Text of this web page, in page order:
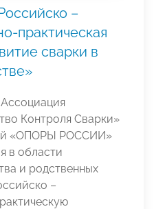
–
практическая
сварки в
Контроля Сварки»
«ОПОРЫ РОССИИ»
в области
и родственных
–